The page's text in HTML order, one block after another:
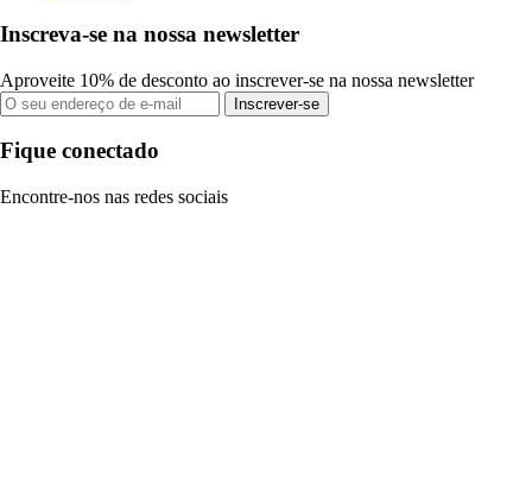
Inscreva-se na nossa newsletter
Aproveite 10% de desconto ao inscrever-se na nossa newsletter
Inscrever-se
Fique conectado
Encontre-nos nas redes sociais